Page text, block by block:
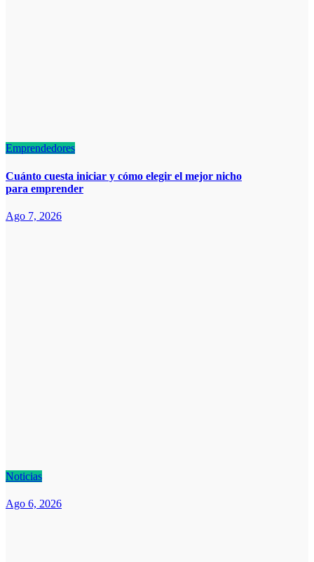
Emprendedores
Cuánto cuesta iniciar y cómo elegir el mejor nicho
para emprender
Ago 7, 2026
Noticias
Ago 6, 2026